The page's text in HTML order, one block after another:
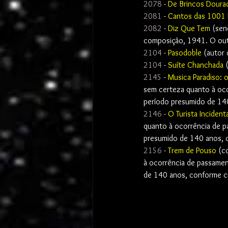
2078 - De Brincos
2081 - Cantos das 1001
2082 - Diz Que Tem
composição, 1941. O
2104 - Pasodoble (autor
2104 - Suíte Chanchada
2145 - Musica Paradiso:
sem certeza quanto à
período presumido de
2146 - O Turista
quanto à ocorrência de
presumido de 140 anos,
2156 - Trem de Pouso
à ocorrência de
de 140 anos, conforme